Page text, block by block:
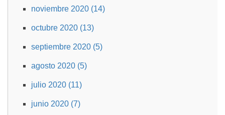
noviembre 2020 (14)
octubre 2020 (13)
septiembre 2020 (5)
agosto 2020 (5)
julio 2020 (11)
junio 2020 (7)